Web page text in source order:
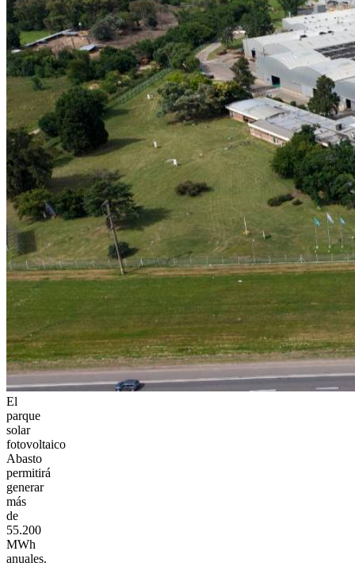
El
parque
solar
fotovoltaico
Abasto
permitirá
generar
más
de
55.200
MWh
anuales.